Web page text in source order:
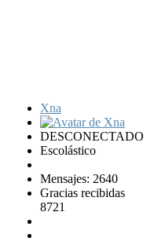
Xna
DESCONECTADO
Escolástico
Mensajes: 2640
Gracias recibidas
8721